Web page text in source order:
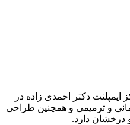
دکتر احمدی زاده در
و ترمیمی و همچنین طراحی